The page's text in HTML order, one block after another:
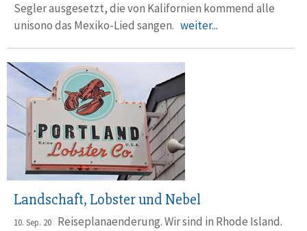
Segler ausgesetzt, die von Kalifornien kommend alle
unisono das Mexiko-Lied sangen. weiter...
Landschaft, Lobster und Nebel
10. Sep. 20 Reiseplanaenderung. Wir sind in Rhode Island.